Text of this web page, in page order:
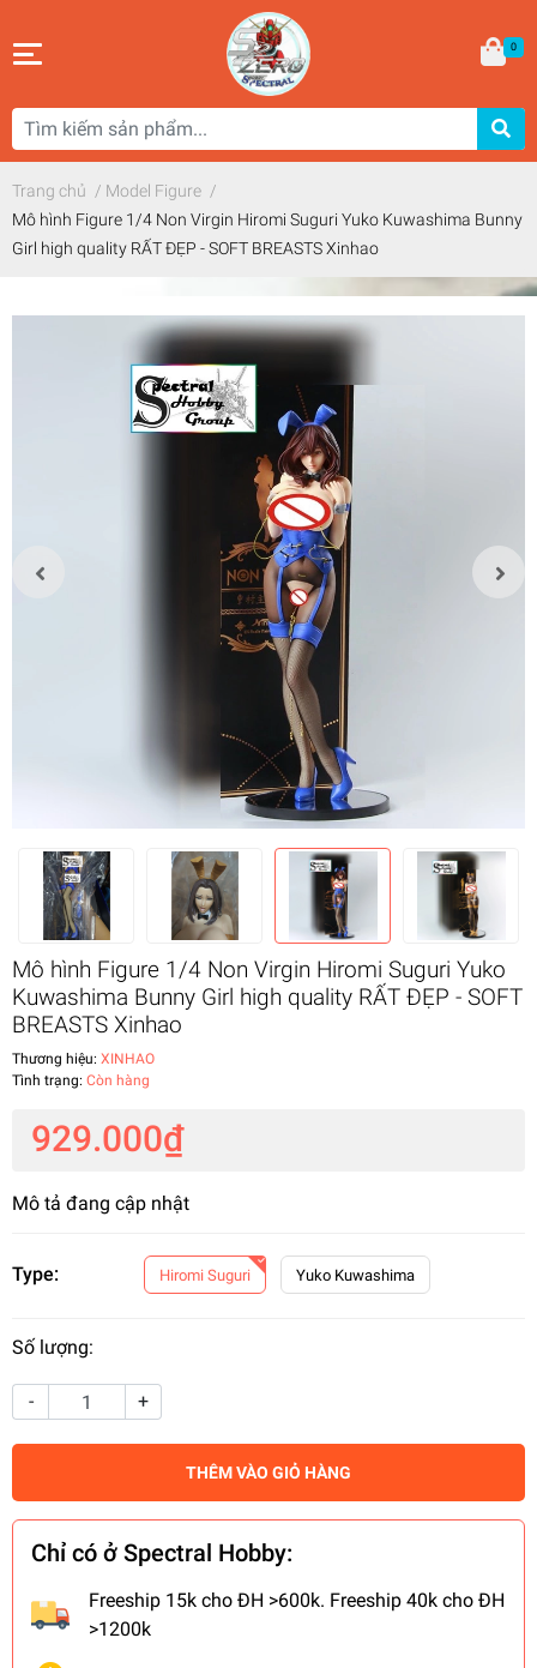
0
Trang chủ / Model Figure /
Mô hình Figure 1/4 Non Virgin Hiromi Suguri Yuko Kuwashima Bunny
Girl high quality RẤT ĐẸP - SOFT BREASTS Xinhao
Mô hình Figure 1/4 Non Virgin Hiromi Suguri Yuko
Kuwashima Bunny Girl high quality RẤT ĐẸP - SOFT
BREASTS Xinhao
Thương hiệu: XINHAO
Tình trạng: Còn hàng
929.000₫
Mô tả đang cập nhật
Type: Hiromi Suguri Yuko Kuwashima
Số lượng:
- +
THÊM VÀO GIỎ HÀNG
Chỉ có ở Spectral Hobby:
Freeship 15k cho ĐH >600k. Freeship 40k cho ĐH
>1200k